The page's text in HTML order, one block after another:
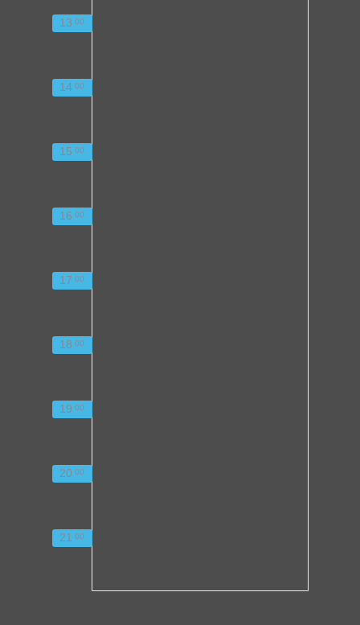
13 00
14 00
15 00
16 00
17 00
18 00
19 00
20 00
21 00